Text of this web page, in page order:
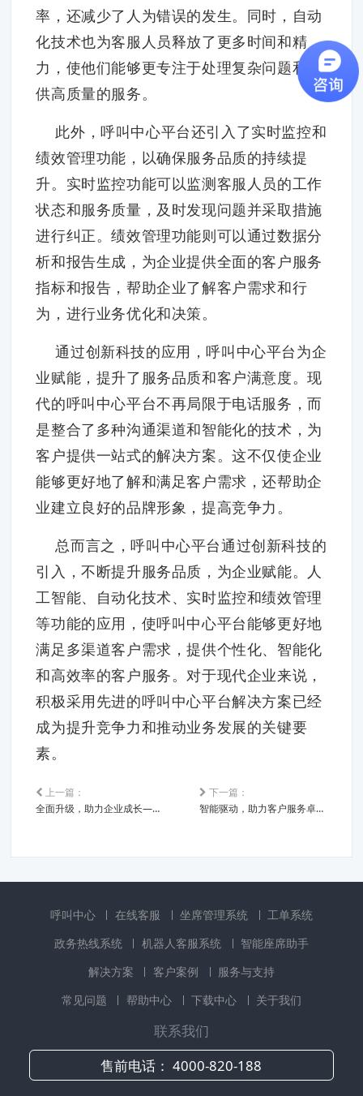
率，还减少了人为错误的发生。同时，自动
化技术也为客服人员释放了更多时间和精
力，使他们能够更专注于处理复杂问题和提
供高质量的服务。
此外，呼叫中心平台还引入了实时监控和
绩效管理功能，以确保服务品质的持续提
升。实时监控功能可以监测客服人员的工作
状态和服务质量，及时发现问题并采取措施
进行纠正。绩效管理功能则可以通过数据分
析和报告生成，为企业提供全面的客户服务
指标和报告，帮助企业了解客户需求和行
为，进行业务优化和决策。
通过创新科技的应用，呼叫中心平台为企
业赋能，提升了服务品质和客户满意度。现
代的呼叫中心平台不再局限于电话服务，而
是整合了多种沟通渠道和智能化的技术，为
客户提供一站式的解决方案。这不仅使企业
能够更好地了解和满足客户需求，还帮助企
业建立良好的品牌形象，提高竞争力。
总而言之，呼叫中心平台通过创新科技的
引入，不断提升服务品质，为企业赋能。人
工智能、自动化技术、实时监控和绩效管理
等功能的应用，使呼叫中心平台能够更好地
满足多渠道客户需求，提供个性化、智能化
和高效率的客户服务。对于现代企业来说，
积极采用先进的呼叫中心平台解决方案已经
成为提升竞争力和推动业务发展的关键要
素。
上一篇：
全面升级，助力企业成长——呼叫中心平台引领服务新时代
下一篇：
智能驱动，助力客户服务卓越——呼叫中心平台系统引领行业创新
呼叫中心 在线客服 坐席管理系统
工单系统
政务热线系统
机器人客服系统
智能座席助手
解决方案
客户案例
服务与支持
常见问题
帮助中心 下载中心 关于我们
联系我们
售前电话：4000-820-188